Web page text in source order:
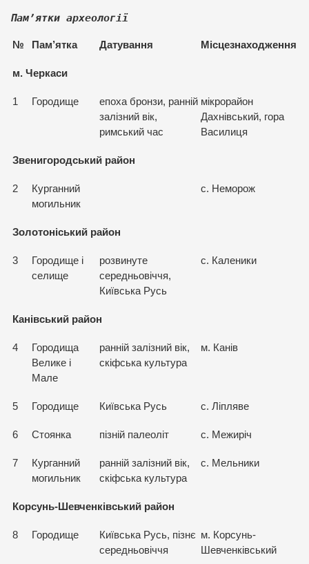
Пам’ятки археології
№ Пам’ятка Датування Місцезнаходження
м. Черкаси
1 Городище
епоха бронзи, ранній
залізний вік,
римський час
мікрорайон
Дахнівський, гора
Василиця
Звенигородський район
2
Курганний
могильник
с. Неморож
Золотоніський район
3
Городище і
селище
розвинуте
середньовіччя,
Київська Русь
с. Каленики
Канівський район
4
Городища
Велике і
Мале
ранній залізний вік,
скіфська культура
м. Канів
5 Городище Київська Русь с. Ліпляве
6 Стоянка пізній палеоліт с. Межиріч
7
Курганний
могильник
ранній залізний вік,
скіфська культура
с. Мельники
Корсунь-Шевченківський район
8 Городище
Київська Русь, пізнє
середньовіччя
м. Корсунь-
Шевченківський